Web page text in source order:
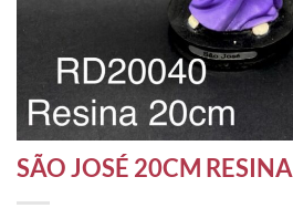
SÃO JOSÉ 20CM RESINA